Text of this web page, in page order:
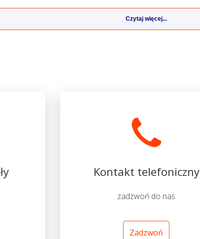
Czytaj więcej...
Kontakt telefoniczny
zadzwoń do nas
Zadzwoń